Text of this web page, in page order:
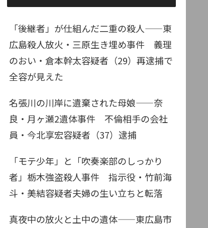
「後継者」が仕組んだ二重の殺人——東
広島殺人放火・三原生き埋め事件 義理
のおい・倉本幹太容疑者（29）再逮捕で
全容が見えた
名張川の川岸に遺棄された母娘——奈
良・月ヶ瀬2遺体事件 不倫相手の会社
員・今北享宏容疑者（37）逮捕
「モテ少年」と「吹奏楽部のしっかり
者」栃木強盗殺人事件 指示役・竹前海
斗・美結容疑者夫婦の生い立ちと転落
真夜中の放火と土中の遺体——東広島市